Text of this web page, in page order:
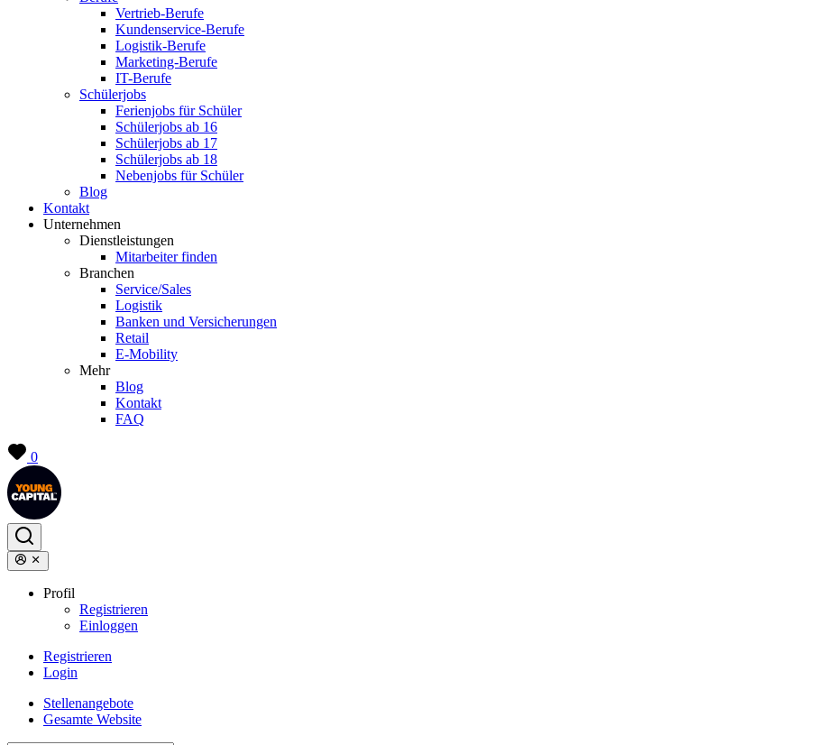
Vertrieb-Berufe
Kundenservice-Berufe
Logistik-Berufe
Marketing-Berufe
IT-Berufe
Schülerjobs
Ferienjobs für Schüler
Schülerjobs ab 16
Schülerjobs ab 17
Schülerjobs ab 18
Nebenjobs für Schüler
Blog
Kontakt
Unternehmen
Dienstleistungen
Mitarbeiter finden
Branchen
Service/Sales
Logistik
Banken und Versicherungen
Retail
E-Mobility
Mehr
Blog
Kontakt
FAQ
0
Profil
Registrieren
Einloggen
Registrieren
Login
Stellenangebote
Gesamte Website